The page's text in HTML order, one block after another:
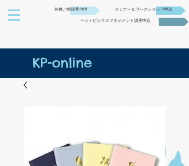
各種ご相談受付中 セミナー＆ワークショップ申込
ペットビジネスマネジメント講座申込
KP-online